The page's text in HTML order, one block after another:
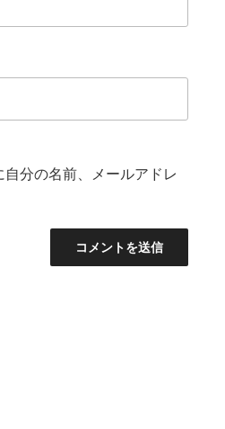
分の名前、メールアドレ